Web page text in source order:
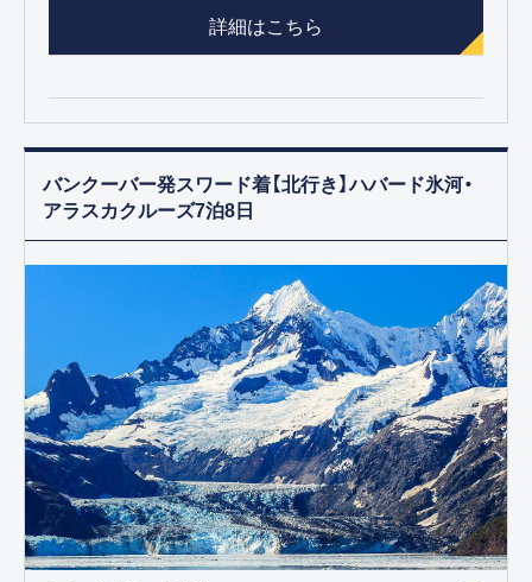
詳細はこちら
バンクーバー発スワード着【北行き】ハバード氷河・
アラスカクルーズ7泊8日